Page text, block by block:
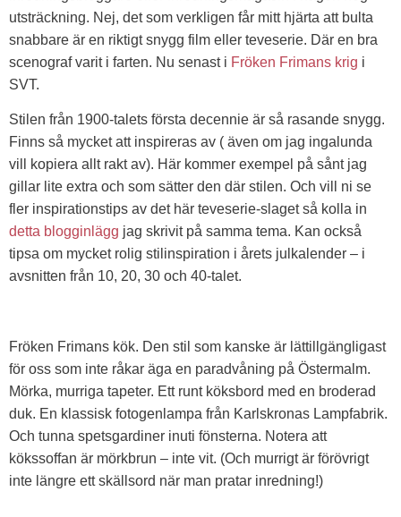
utsträckning. Nej, det som verkligen får mitt hjärta att bulta
snabbare är en riktigt snygg film eller teveserie. Där en bra
scenograf varit i farten. Nu senast i Fröken Frimans krig i
SVT.
Stilen från 1900-talets första decennie är så rasande snygg.
Finns så mycket att inspireras av ( även om jag ingalunda
vill kopiera allt rakt av). Här kommer exempel på sånt jag
gillar lite extra och som sätter den där stilen. Och vill ni se
fler inspirationstips av det här teveserie-slaget så kolla in
detta blogginlägg jag skrivit på samma tema. Kan också
tipsa om mycket rolig stilinspiration i årets julkalender – i
avsnitten från 10, 20, 30 och 40-talet.
Fröken Frimans kök. Den stil som kanske är lättillgängligast
för oss som inte råkar äga en paradvåning på Östermalm.
Mörka, murriga tapeter. Ett runt köksbord med en broderad
duk. En klassisk fotogenlampa från Karlskronas Lampfabrik.
Och tunna spetsgardiner inuti fönsterna. Notera att
kökssoffan är mörkbrun – inte vit. (Och murrigt är förövrigt
inte längre ett skällsord när man pratar inredning!)